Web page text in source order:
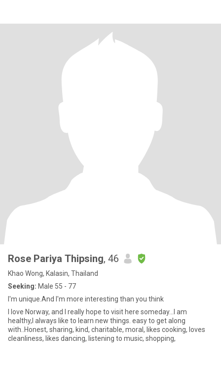
Rose Pariya Thipsing, 46
Khao Wong, Kalasin, Thailand
Seeking: Male 55 - 77
I'm unique.And I'm more interesting than you think
I love Norway, and I really hope to visit here someday...I am
healthy,I always like to learn new things. easy to get along
with..Honest, sharing, kind, charitable, moral, likes cooking, loves
cleanliness, likes dancing, listening to music, shopping,